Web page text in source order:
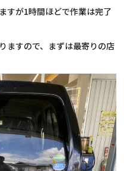
すが1時間ほどで作業は完了
ますので、まずは最寄りの店